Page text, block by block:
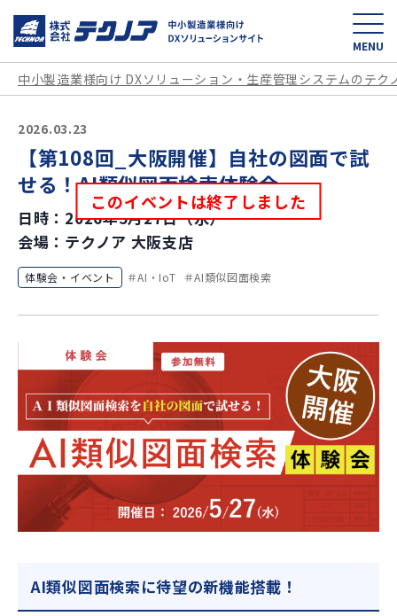
中小製造業様向け
MENU
中小製造業様向け DXソリューション・生産管理システムのテク
2026.03.23
【第108回_大阪開催】自社の図面で試
せる！AI類似図面検索体験会
このイベントは終了しました
日時：2026年5月27日（水）
会場：テクノア 大阪支店
体験会・イベント AI・IoT AI類似図面検索
AI類似図面検索に待望の新機能搭載！